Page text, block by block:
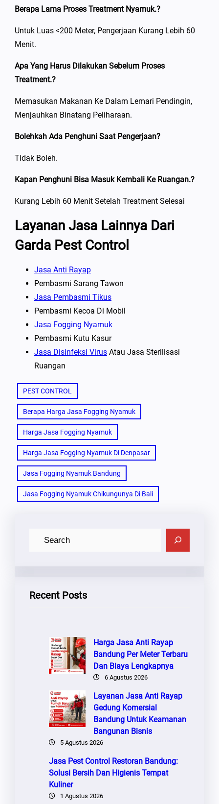
Berapa Lama Proses Treatment Nyamuk.?
Untuk Luas <200 Meter, Pengerjaan Kurang Lebih 60
Menit.
Apa Yang Harus Dilakukan Sebelum Proses
Treatment.?
Memasukan Makanan Ke Dalam Lemari Pendingin,
Menjauhkan Binatang Peliharaan.
Bolehkah Ada Penghuni Saat Pengerjaan?
Tidak Boleh.
Kapan Penghuni Bisa Masuk Kembali Ke Ruangan.?
Kurang Lebih 60 Menit Setelah Treatment Selesai
Layanan Jasa Lainnya Dari
Garda Pest Control
Jasa Anti Rayap
Pembasmi Sarang Tawon
Jasa Pembasmi Tikus
Pembasmi Kecoa Di Mobil
Jasa Fogging Nyamuk
Pembasmi Kutu Kasur
Jasa Disinfeksi Virus Atau Jasa Sterilisasi
Ruangan
PEST CONTROL
Berapa Harga Jasa Fogging Nyamuk
Harga Jasa Fogging Nyamuk
Harga Jasa Fogging Nyamuk Di Denpasar
Jasa Fogging Nyamuk Bandung
Jasa Fogging Nyamuk Chikungunya Di Bali
Recent Posts
Harga Jasa Anti Rayap
Bandung Per Meter Terbaru
Dan Biaya Lengkapnya
6 Agustus 2026
Layanan Jasa Anti Rayap
Gedung Komersial
Bandung Untuk Keamanan
Bangunan Bisnis
5 Agustus 2026
Jasa Pest Control Restoran Bandung:
Solusi Bersih Dan Higienis Tempat
Kuliner
1 Agustus 2026